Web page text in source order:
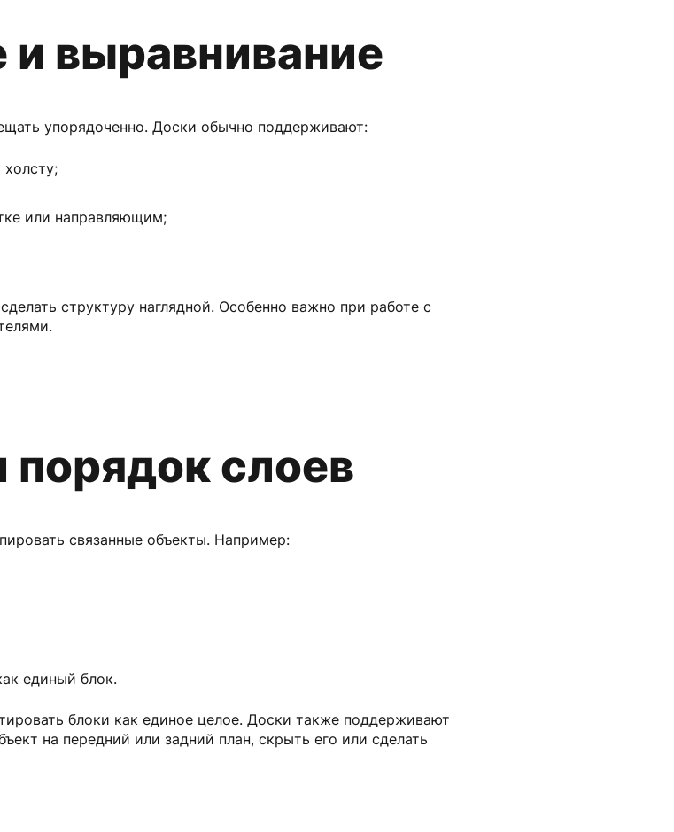
выравнивание
упорядоченно. Доски обычно поддерживают:
или направляющим;
структуру наглядной. Особенно важно при работе с
порядок слоев
связанные объекты. Например:
единый блок.
блоки как единое целое. Доски также поддерживают
на передний или задний план, скрыть его или сделать